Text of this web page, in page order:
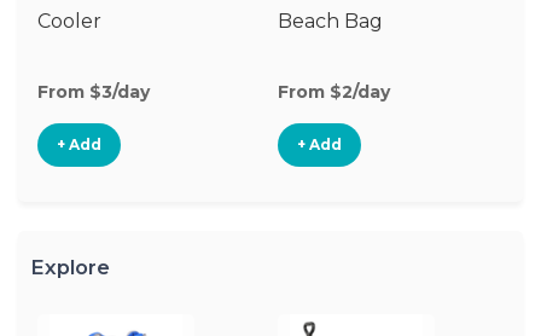
Cooler
From $3/day
+ Add
Beach Bag
From $2/day
+ Add
Explore